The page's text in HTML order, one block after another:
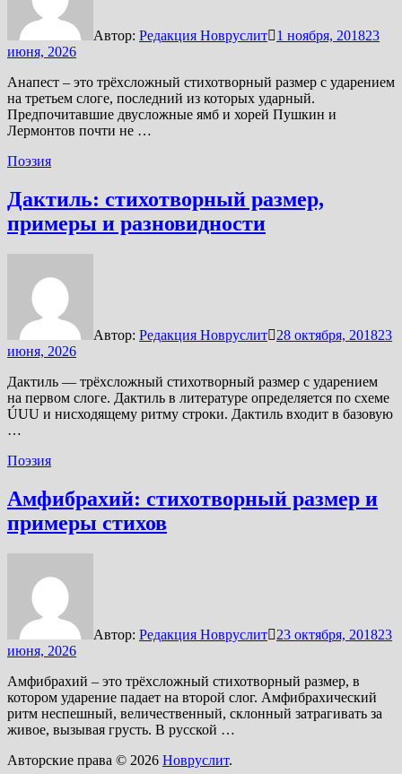
Автор: Редакция Новруслит 1 ноября, 201823
июня, 2026
Анапест – это трёхсложный стихотворный размер с ударением
на третьем слоге, последний из которых ударный.
Предпочитавшие двусложные ямб и хорей Пушкин и
Лермонтов почти не …
Поэзия
Дактиль: стихотворный размер,
примеры и разновидности
Автор: Редакция Новруслит 28 октября, 201823
июня, 2026
Дактиль — трёхсложный стихотворный размер с ударением
на первом слоге. Дактиль в литературе определяется по схеме
ÚUU и нисходящему ритму строки. Дактиль входит в базовую
…
Поэзия
Амфибрахий: стихотворный размер и
примеры стихов
Автор: Редакция Новруслит 23 октября, 201823
июня, 2026
Амфибрахий – это трёхсложный стихотворный размер, в
котором ударение падает на второй слог. Амфибрахический
ритм неспешный, величественный, склонный затрагивать за
живое, вызывая грусть. В русской …
Авторские права © 2026 Новруслит.